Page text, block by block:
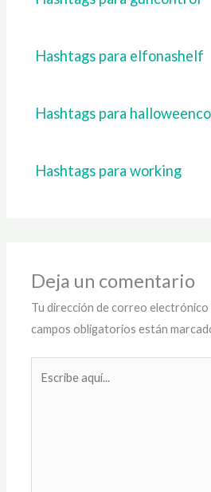
Hashtags para elfonashelf
Hashtags para
Hashtags para working
Deja un comentario
Tu dirección de correo electrónico
campos obligatorios están